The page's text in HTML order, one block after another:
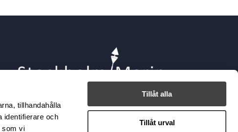
tillhandahålla
identifierare och
som vi
Tillåt alla
Tillåt urval